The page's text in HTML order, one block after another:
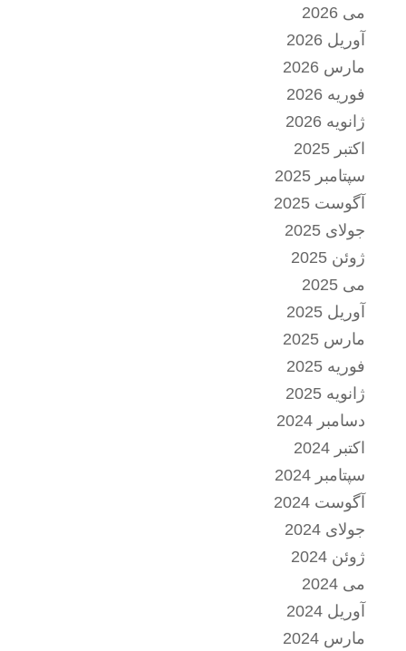
می 2026
آوریل 2026
مارس 2026
فوریه 2026
ژانویه 2026
اکتبر 2025
سپتامبر 2025
آگوست 2025
جولای 2025
ژوئن 2025
می 2025
آوریل 2025
مارس 2025
فوریه 2025
ژانویه 2025
دسامبر 2024
اکتبر 2024
سپتامبر 2024
آگوست 2024
جولای 2024
ژوئن 2024
می 2024
آوریل 2024
مارس 2024